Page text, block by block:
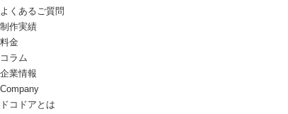
よくあるご質問
制作実績
料金
コラム
企業情報
Company
ドコドアとは